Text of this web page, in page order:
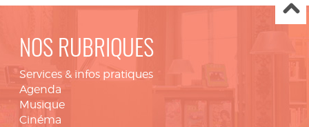
NOS RUBRIQUES
Services & infos pratiques
Agenda
Musique
Cinéma